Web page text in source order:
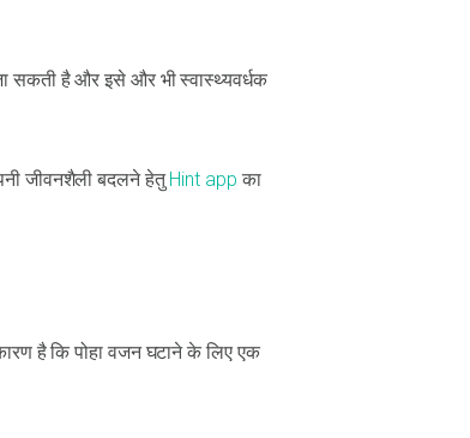
सकती है और इसे और भी स्वास्थ्यवर्धक
जीवनशैली बदलने हेतुHint app का
है कि पोहा वजन घटाने के लिए एक